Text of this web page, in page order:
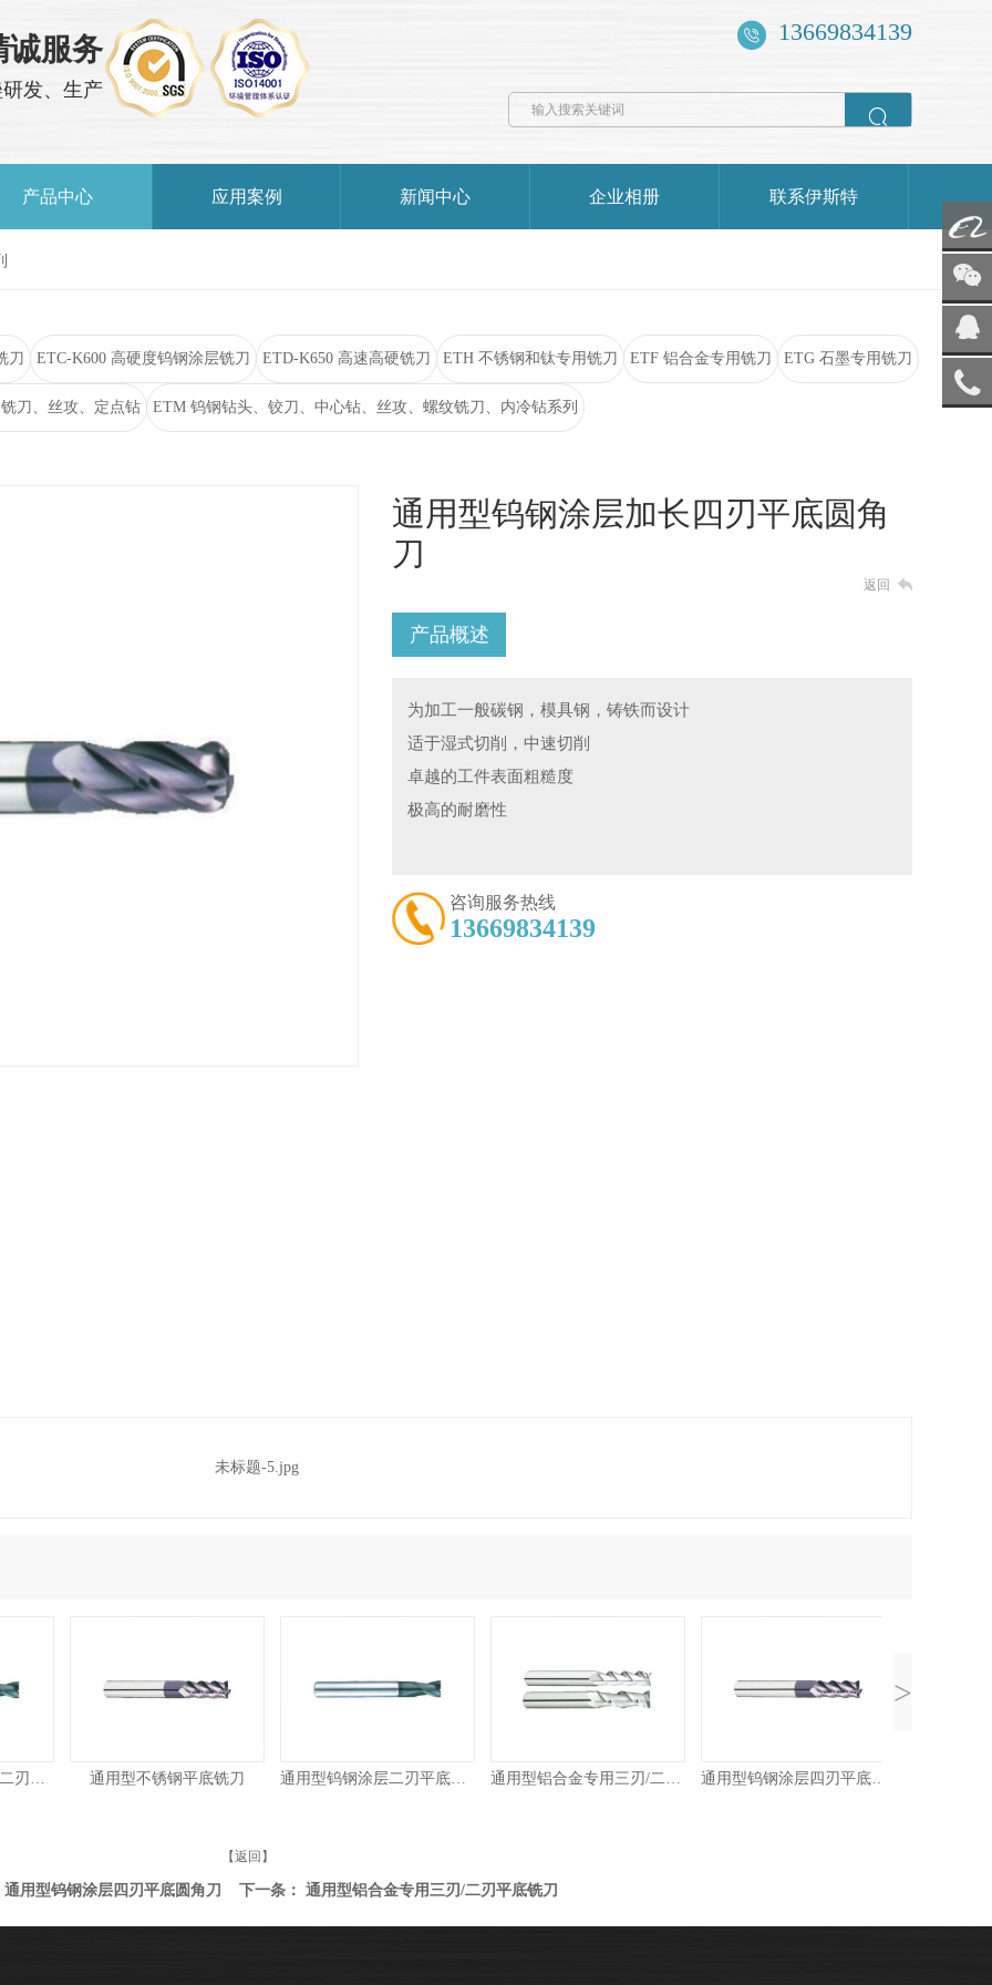
诚服务
发、生产
 13669834139
产品中心 应用案例 新闻中心 企业相册 联系伊斯特
刀 ETC-K600 高硬度钨钢涂层铣刀 ETD-K650 高速高硬铣刀 ETH 不锈钢和钛专用铣刀 ETF 铝合金专用铣刀 ETG 石墨专用铣刀
刀、丝攻、定点钻 ETM 钨钢钻头、铰刀、中心钻、丝攻、螺纹铣刀、内冷钻系列
通用型钨钢涂层加长四刃平底圆角
刀
返回
产品概述
为加工一般碳钢，模具钢，铸铁而设计
适于湿式切削，中速切削
卓越的工件表面粗糙度
极高的耐磨性
咨询服务热线
13669834139
通用型钨钢涂层加长二刃平底铣刀 通用型不锈钢平底铣刀 通用型钨钢涂层二刃平底铣刀 通用型铝合金专用三刃/二刃平底铣刀 通用型钨钢涂层四刃平底铣刀
>
【返回】
通用型钨钢涂层四刃平底圆角刀 下一条： 通用型铝合金专用三刃/二刃平底铣刀
阿里
巴巴
添加
微信
电子
邮箱